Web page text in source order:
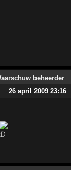
26 april 2009 23:16
!